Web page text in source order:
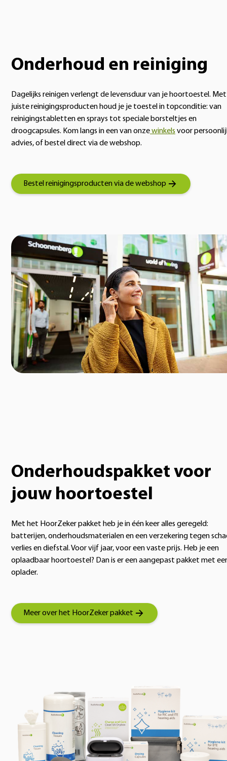
Onderhoud en reiniging
Dagelijks reinigen verlengt de levensduur van je hoortoestel.
juiste reinigingsproducten houd je je toestel in topconditie: van
reinigingstabletten en sprays tot speciale borsteltjes en
droogcapsules. Kom langs in een van onzewinkels voor
advies, of bestel direct via de webshop.
Bestel reinigingsproducten via de webshop
Onderhoudspakket voor
jouw hoortoestel
Met het HoorZeker pakket heb je in één keer alles geregeld:
batterijen, onderhoudsmaterialen en een verzekering tegen
verlies en diefstal. Voor vijf jaar, voor een vaste prijs. Heb je een
oplaadbaar hoortoestel? Dan is er een aangepast pakket met
oplader.
Meer over het HoorZeker pakket